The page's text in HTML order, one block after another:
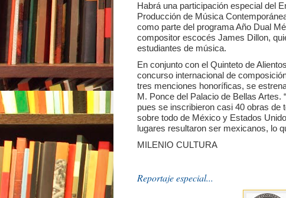
Habrá una participación especial del
Producción de Música
como parte del programa Año Dual
compositor escocés James Dillon,
estudiantes de música.
En conjunto con el Quinteto de
concurso internacional de
tres menciones honoríficas, se
M. Ponce del Palacio de Bellas
pues se inscribieron casi 40 obras de
sobre todo de México y Estados
lugares resultaron ser mexicanos, lo
MILENIO CULTURA
Reportaje especial...